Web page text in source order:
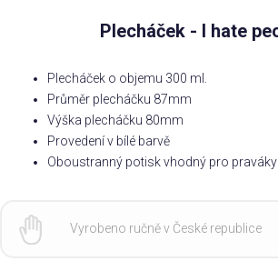
Plecháček - I hate
Plecháček o objemu 300 ml.
Průměr plecháčku 87mm
Výška plecháčku 80mm
Provedení v bílé barvě
Oboustranný potisk vhodný pro praváky
Vyrobeno ručně v České republice